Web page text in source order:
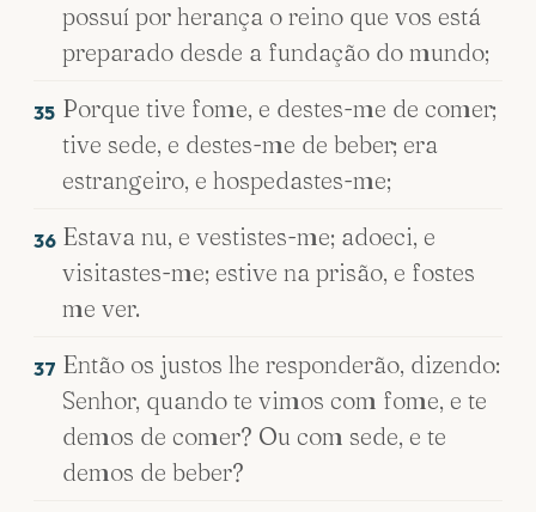
possuí por herança o reino que vos está
preparado desde a fundação do mundo;
35 Porque tive fome, e destes-me de comer;
tive sede, e destes-me de beber; era
estrangeiro, e hospedastes-me;
36 Estava nu, e vestistes-me; adoeci, e
visitastes-me; estive na prisão, e fostes
me ver.
37 Então os justos lhe responderão, dizendo:
Senhor, quando te vimos com fome, e te
demos de comer? Ou com sede, e te
demos de beber?